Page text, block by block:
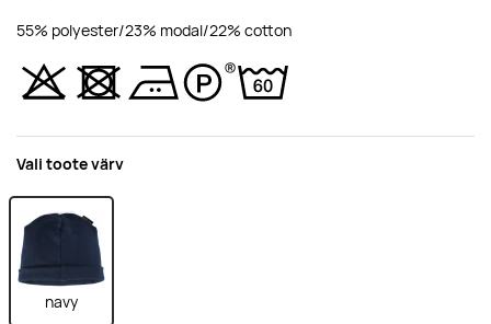
55% polyester/23% modal/22% cotton
Vali toote värv
navy